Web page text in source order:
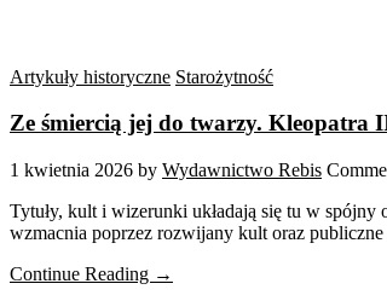
Artykuły historyczne Starożytność
Ze śmiercią jej do twarzy. Kleopatra
1 kwietnia 2026 by Wydawnictwo Rebis
Tytuły, kult i wizerunki układają się tu w
wzmacnia poprzez rozwijany kult oraz
Continue Reading →